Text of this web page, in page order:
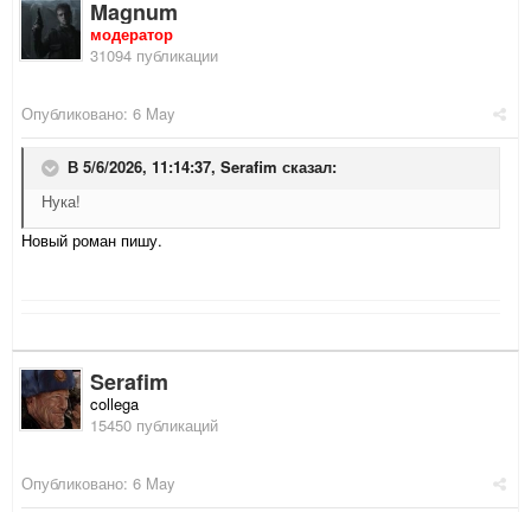
Magnum
модератор
31094 публикации
Опубликовано: 6 May
В 5/6/2026, 11:14:37, Serafim сказал:
Нука!
Новый роман пишу.
Serafim
collega
15450 публикаций
Опубликовано: 6 May